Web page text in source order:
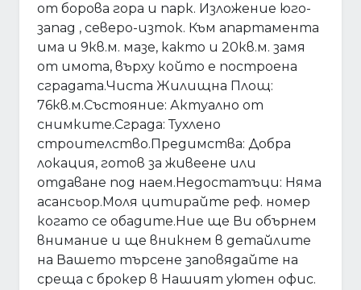
от борова гора и парк. Изложение юго-
запад , северо-изток. Към апартамента
има и 9кв.м. мазе, както и 20кв.м. замя
от имота, върху който е построена
сградата.Чиста Жилищна Площ:
76кв.м.Състояние: Актуално от
снимките.Сграда: Тухлено
строителство.Предимства: Добра
локация, готов за живеене или
отдаване под наем.Недостатъци: Няма
асансьор.Моля цитирайте реф. номер
когато се обадите.Ние ще Ви обърнем
внимание и ще вникнем в детайлите
на Вашето търсене заповядайте на
среща с брокер в Нашият уютен офис.